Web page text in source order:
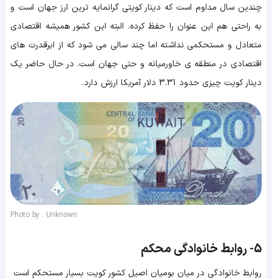
چندین سال مداوم است که دینار کویتی گرانمایه ترین ارز جهان است و
به راحتی هم این عنوان را حفظ کرده. البته این کشور همیشه اقتصادی
متعادل و مستحکمی نداشته اما چند سالی می شود که از ابرقدرت های
اقتصادی در منطقه ی خاورمیانه و حتی جهان است. در حال حاضر یک
دینار کویت چیزی حدود 3.31 دلار آمریکا ارزش دارد.
Photo by : Unknown
5- روابط خانوادگی محکم
روابط خانوادگی در میان بومیان اصیل کشور کویت بسیار مستحکم است